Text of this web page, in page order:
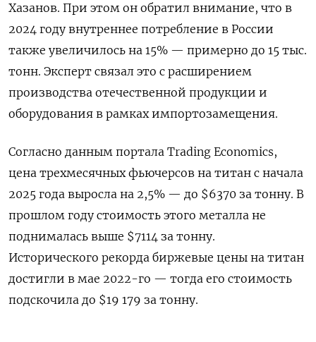
Хазанов. При этом он обратил внимание, что в
2024 году внутреннее потребление в России
также увеличилось на 15% — примерно до 15 тыс.
тонн. Эксперт связал это с расширением
производства отечественной продукции и
оборудования в рамках импортозамещения.
Согласно данным портала Trading Economics,
цена трехмесячных фьючерсов на титан с начала
2025 года выросла на 2,5% — до $6370 за тонну. В
прошлом году стоимость этого металла не
поднималась выше $7114 за тонну.
Исторического рекорда биржевые цены на титан
достигли в мае 2022-го — тогда его стоимость
подскочила до $19 179 за тонну.